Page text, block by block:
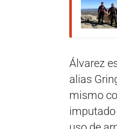
Álvarez
alias
mismo
imputado